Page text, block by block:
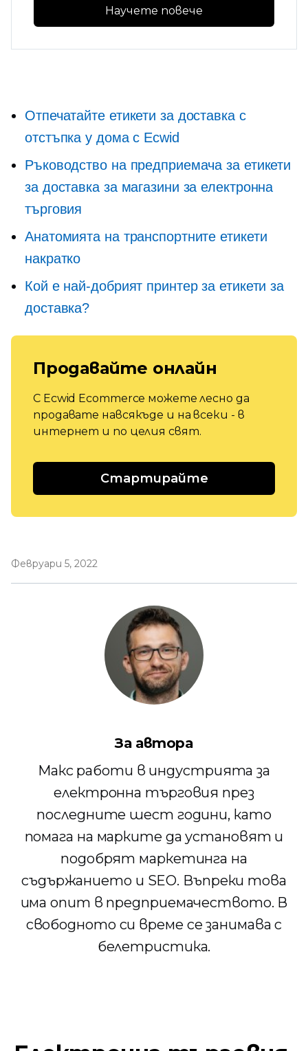
Научете повече
Отпечатайте етикети за доставка с
отстъпка у дома с Ecwid
Ръководство на предприемача за етикети
за доставка за магазини за електронна
търговия
Анатомията на транспортните етикети
накратко
Кой е най-добрият принтер за етикети за
доставка?
Продавайте онлайн
С Ecwid Ecommerce можете лесно да
продавате навсякъде и на всеки - в
интернет и по целия свят.
Стартирайте
Февруари 5, 2022
За автора
Макс работи в индустрията за
електронна търговия през
последните шест години, като
помага на марките да установят и
подобрят маркетинга на
съдържанието и SEO. Въпреки това
има опит в предприемачеството. В
свободното си време се занимава с
белетристика.